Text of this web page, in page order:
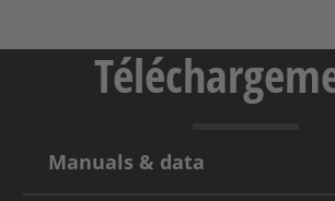
Manuals & data